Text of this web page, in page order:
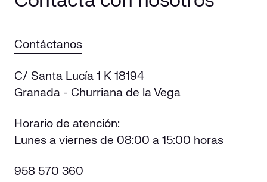
Contáctanos
C/ Santa Lucía 1 K 18194
Granada - Churriana de la Vega
Horario de atención:
Lunes a viernes de 08:00 a 15:00 horas
958 570 360